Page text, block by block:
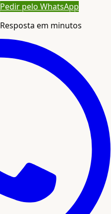
Pedir pelo WhatsApp
Resposta em minutos